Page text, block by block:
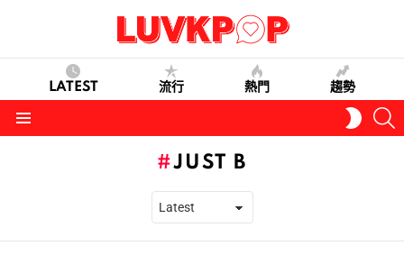
LATEST 流行 熱門 趨勢
SKIN
JUST B